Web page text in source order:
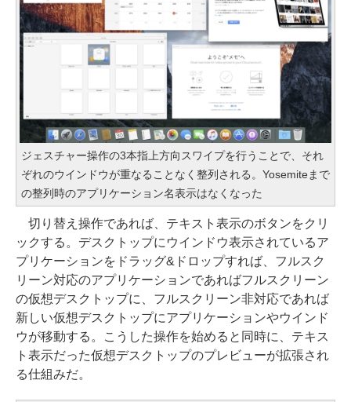
ジェスチャー操作の3本指上方向スワイプを行うことで、それ
ぞれのウインドウが重なることなく整列される。Yosemiteまで
の整列時のアプリケーション名表示はなくなった
切り替え操作であれば、テキスト表示のボタンをクリ
ックする。デスクトップにウインドウ表示されているア
プリケーションをドラッグ&ドロップすれば、フルスク
リーン対応のアプリケーションであればフルスクリーン
の仮想デスクトップに、フルスクリーン非対応であれば
新しい仮想デスクトップにアプリケーションやウインド
ウが移動する。こうした操作を始めると同時に、テキス
ト表示だった仮想デスクトップのプレビューが拡張され
る仕組みだ。